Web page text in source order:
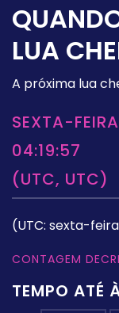
LUA
A próxima lua
SEXTA-
04:19:57
(UTC, UTC)
(UTC: sexta-
CONTAGEM
TEMPO ATÉ